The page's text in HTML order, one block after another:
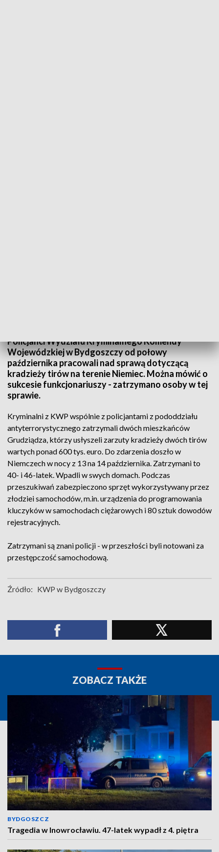
Policjanci Wydziału Kryminalnego Komendy
Wojewódzkiej w Bydgoszczy od połowy
października pracowali nad sprawą dotyczącą
kradzieży tirów na terenie Niemiec. Można mówić o
sukcesie funkcjonariuszy - zatrzymano osoby w tej
sprawie.
Kryminalni z KWP wspólnie z policjantami z pododdziału
antyterrorystycznego zatrzymali dwóch mieszkańców
Grudziądza, którzy usłyszeli zarzuty kradzieży dwóch tirów
wartych ponad 600 tys. euro. Do zdarzenia doszło w
Niemczech w nocy z 13 na 14 października. Zatrzymani to
40- i 46-latek. Wpadli w swych domach. Podczas
przeszukiwań zabezpieczono sprzęt wykorzystywany przez
złodziei samochodów, m.in. urządzenia do programowania
kluczyków w samochodach ciężarowych i 80 sztuk dowodów
rejestracyjnych.
Zatrzymani są znani policji - w przeszłości byli notowani za
przestępczość samochodową.
Źródło: KWP w Bydgoszczy
ZOBACZ TAKŻE
BYDGOSZCZ
Tragedia w Inowrocławiu. 47-latek wypadł z 4. piętra